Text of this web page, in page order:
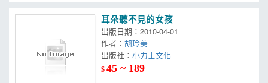
耳朵聽不見的女孩
出版日期：2010-04-01
作者：胡玲美
出版社：
$45 ~ 189